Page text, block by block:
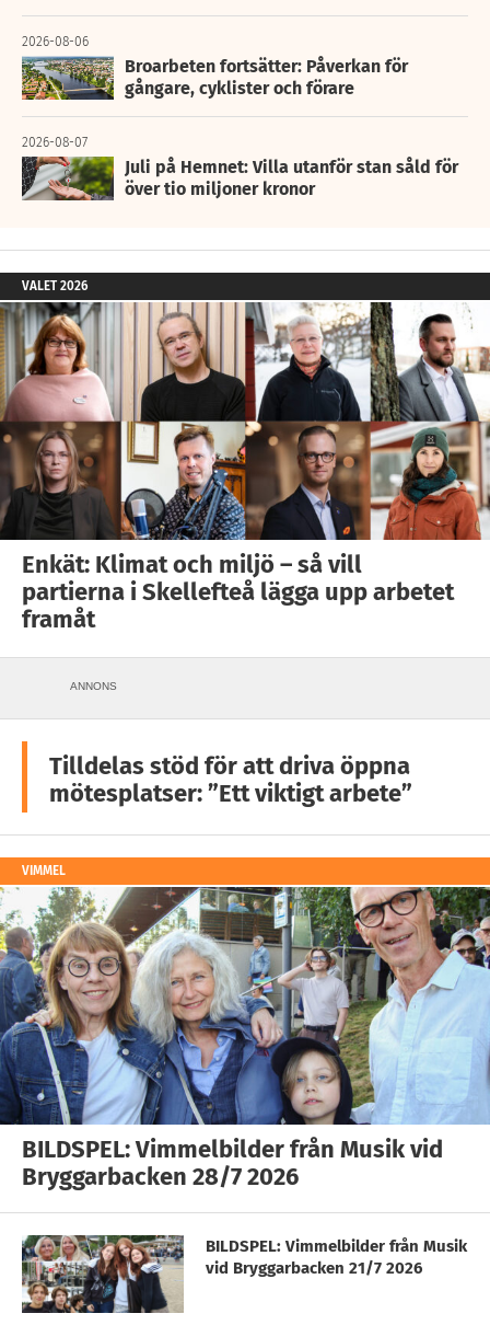
2026-08-06
Broarbeten fortsätter: Påverkan för
gångare, cyklister och förare
2026-08-07
Juli på Hemnet: Villa utanför stan såld för
över tio miljoner kronor
VALET 2026
Enkät: Klimat och miljö – så vill
partierna i Skellefteå lägga upp arbetet
framåt
ANNONS
Tilldelas stöd för att driva öppna
mötesplatser: ”Ett viktigt arbete”
VIMMEL
BILDSPEL: Vimmelbilder från Musik vid
Bryggarbacken 28/7 2026
BILDSPEL: Vimmelbilder från Musik
vid Bryggarbacken 21/7 2026